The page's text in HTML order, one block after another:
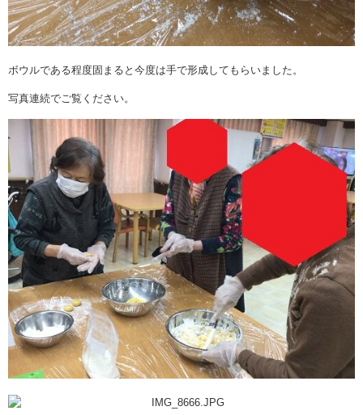
ボウルである程度固まると今度は手で形成してもらいました。
写真連続でご覧ください。